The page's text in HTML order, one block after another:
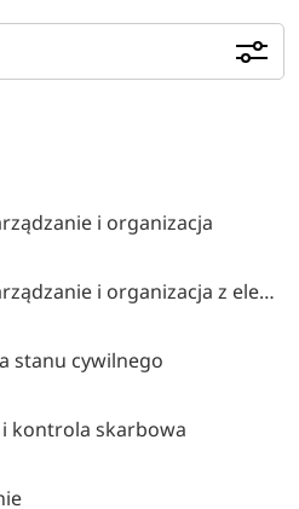
i organizacja
Administracja - prawo, zarządzanie i organizacja z elementami ai
stanu cywilnego
kontrola skarbowa